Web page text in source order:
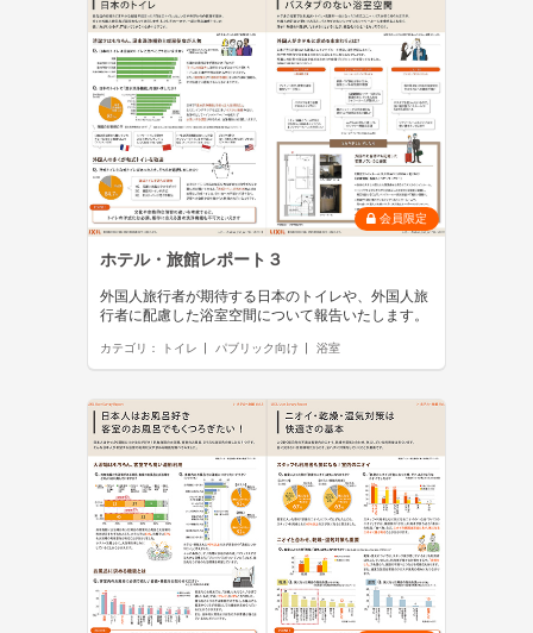
会員限定
ホテル・旅館レポート３
外国人旅行者が期待する日本のトイレや、外国人旅
行者に配慮した浴室空間について報告いたします。
カテゴリ： トイレ パブリック向け 浴室